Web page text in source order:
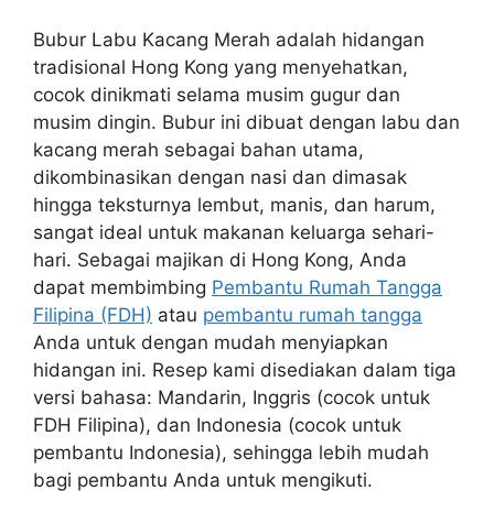
Bubur Labu Kacang Merah adalah hidangan
tradisional Hong Kong yang menyehatkan,
cocok dinikmati selama musim gugur dan
musim dingin. Bubur ini dibuat dengan labu dan
kacang merah sebagai bahan utama,
dikombinasikan dengan nasi dan dimasak
hingga teksturnya lembut, manis, dan harum,
sangat ideal untuk makanan keluarga sehari-
hari. Sebagai majikan di Hong Kong, Anda
dapat membimbing Pembantu Rumah Tangga
Filipina (FDH) atau pembantu rumah tangga
Anda untuk dengan mudah menyiapkan
hidangan ini. Resep kami disediakan dalam tiga
versi bahasa: Mandarin, Inggris (cocok untuk
FDH Filipina), dan Indonesia (cocok untuk
pembantu Indonesia), sehingga lebih mudah
bagi pembantu Anda untuk mengikuti.